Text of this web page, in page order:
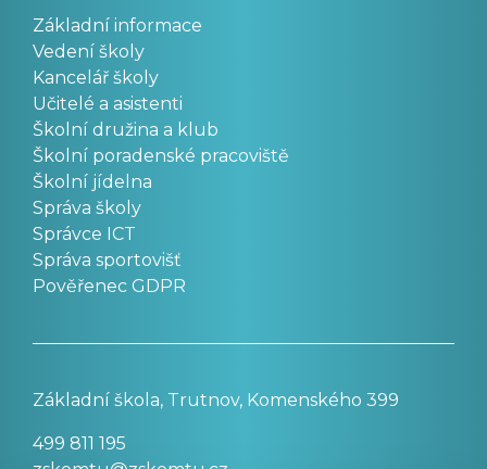
Základní informace
Vedení školy
Kancelář školy
Učitelé a asistenti
Školní družina a klub
Školní poradenské pracoviště
Školní jídelna
Správa školy
Správce ICT
Správa sportovišť
Pověřenec GDPR
Základní škola, Trutnov, Komenského 399
499 811 195